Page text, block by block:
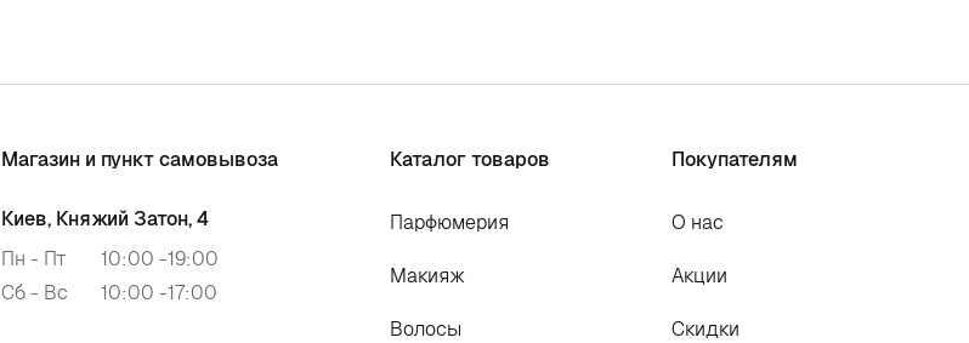
Магазин и пункт самовывоза
Киев, Княжий Затон, 4
Пн - Пт
10:00 -19:00
Сб - Вс
10:00 -17:00
Каталог товаров
Парфюмерия
Макияж
Волосы
Покупателям
О нас
Акции
Скидки